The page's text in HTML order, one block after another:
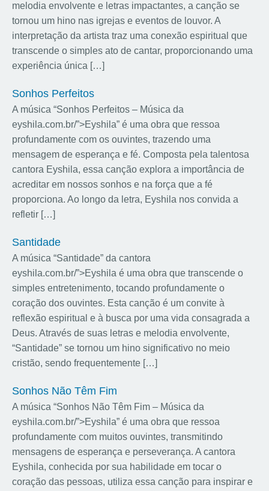
melodia envolvente e letras impactantes, a canção se
tornou um hino nas igrejas e eventos de louvor. A
interpretação da artista traz uma conexão espiritual que
transcende o simples ato de cantar, proporcionando uma
experiência única […]
Sonhos Perfeitos
A música “Sonhos Perfeitos – Música da
eyshila.com.br/”>Eyshila” é uma obra que ressoa
profundamente com os ouvintes, trazendo uma
mensagem de esperança e fé. Composta pela talentosa
cantora Eyshila, essa canção explora a importância de
acreditar em nossos sonhos e na força que a fé
proporciona. Ao longo da letra, Eyshila nos convida a
refletir […]
Santidade
A música “Santidade” da cantora
eyshila.com.br/”>Eyshila é uma obra que transcende o
simples entretenimento, tocando profundamente o
coração dos ouvintes. Esta canção é um convite à
reflexão espiritual e à busca por uma vida consagrada a
Deus. Através de suas letras e melodia envolvente,
“Santidade” se tornou um hino significativo no meio
cristão, sendo frequentemente […]
Sonhos Não Têm Fim
A música “Sonhos Não Têm Fim – Música da
eyshila.com.br/”>Eyshila” é uma obra que ressoa
profundamente com muitos ouvintes, transmitindo
mensagens de esperança e perseverança. A cantora
Eyshila, conhecida por sua habilidade em tocar o
coração das pessoas, utiliza essa canção para inspirar e